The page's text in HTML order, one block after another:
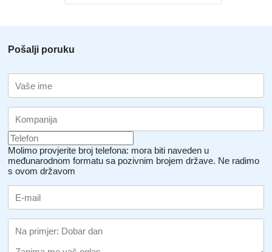
Pošalji poruku
Molimo provjerite broj telefona: mora biti naveden u
međunarodnom formatu sa pozivnim brojem države. Ne radimo
s ovom državom